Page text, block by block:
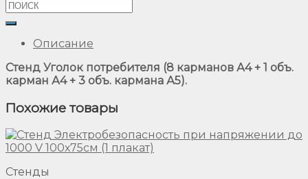
Описание
Стенд Уголок потребителя (8 карманов А4 + 1 объ.
карман А4 + 3 объ. кармана А5).
Похожие товары
Стенды